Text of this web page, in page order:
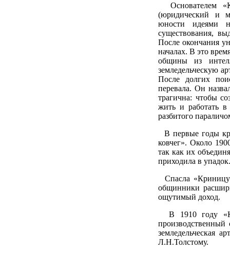
Основателем
(юридический и
юности идеями
существования,
После окончания
началах. В это
общины из
земледельческую
После долгих
перевала. Он
трагична: чтобы
жить и работать
разбитого
В первые годы
ковчег». Около
так как их
приходила в упадок.
Спасла
общинники
ощутимый доход.
В 1910 году
производственный
земледельческая
Л.Н.Толстому.